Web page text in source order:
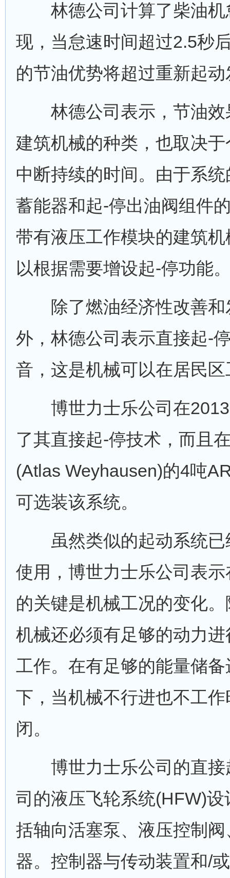
林德公司计算了柴油机
现，当怠速时间超过2.5秒
的节油优势将超过重新起
林德公司表示，节油效
建筑机械的种类，也取决
中断持续的时间。由于系
蓄能器和起-停出油阀组件
带有液压工作模块的建筑
以根据需要增设起-停功能
除了燃油经济性改善和
外，林德公司表示直接起-
音，这是机械可以在居民
博世力士乐公司在2013
了其直接起-停技术，而且
(Atlas Weyhausen)的4吨
可选装该系统。
虽然类似的起动系统已
使用，博世力士乐公司表
的关键是机械工况的变化
机械还必须有足够的动力
工作。在有足够的能量储
下，当机械不行进也不工
闭。
博世力士乐公司的直接
司的液压飞轮系统(HFW)
括轴向活塞泵、液压控制
器。控制器与传动装置和/